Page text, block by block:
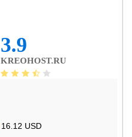
3.9
KREOHOST.RU
16.12 USD